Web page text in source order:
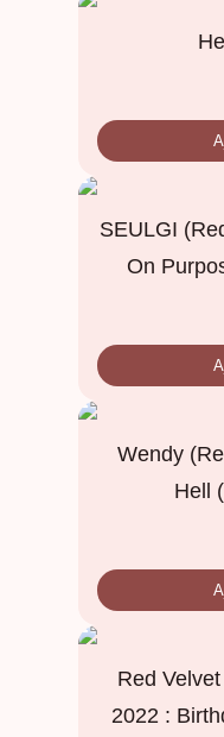
SEULGI
On
Wendy
Hell
Red
2022 :